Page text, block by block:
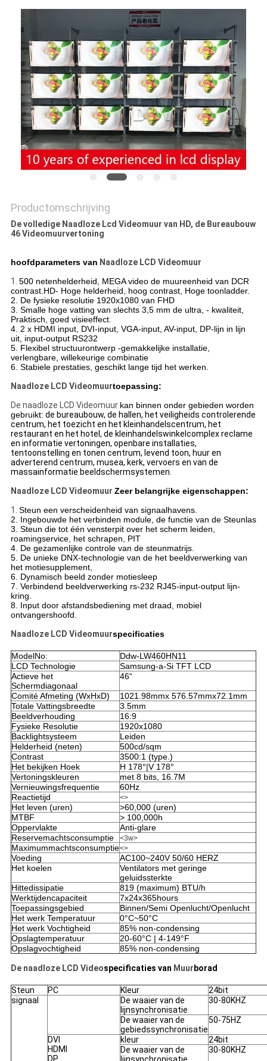
PRIVACY
POLICY
Productomschrijving
De volledige Naadloze Lcd Videomuur van HD, de Bureaubouw
46 Videomuurvertoning
hoofdparameters van Naadloze LCD Videomuur
1. 500 netenhelderheid, MEGA video de muureenheid van DCR
contrast.HD- Hoge helderheid, hoog contrast, Hoge toonladder.
2. De fysieke resolutie 1920x1080 van FHD
3. Smalle hoge vatting van slechts 3,5 mm de ultra, - kwaliteit,
Praktisch, goed visieeffect.
4. 2 x HDMI input, DVI-input, VGA-input, AV-input, DP-lijn in lijn
uit, input-output RS232
5. Flexibel structuurontwerp -gemakkelijke installatie,
verlengbare, willekeurige combinatie
6. Stabiele prestaties, geschikt lange tijd het werken.
Naadloze LCD Videomuurtoepassing:
De naadloze LCD Videomuur kan binnen onder gebieden worden
gebruikt: de bureaubouw, de hallen, het veiligheids controlerende
centrum, het toezicht en het kleinhandelscentrum, het
restaurant en het hotel, de kleinhandelswinkelcomplex reclame
en informatie vertoningen, openbare installaties,
tentoonstelling en tonen centrum, levend toon, huur en
adverterend centrum, musea, kerk, vervoers en van de
massainformatie beeldschermsystemen.
Naadloze LCD Videomuur Zeer belangrijke eigenschappen:
1. Steun een verscheidenheid van signaalhavens.
2. Ingebouwde het verbinden module, de functie van de Steunlas
3. Steun die tot één vensterpit over het scherm leiden,
roamingservice, het schrapen, PIT
4. De gezamenlijke controle van de steunmatrijs.
5. De unieke DNX-technologie van de het beeldverwerking van
het motiesupplement,
6. Dynamisch beeld zonder motiesleep
7. Verbindend beeldverwerking rs-232 RJ45-input-output lijn-
kring.
8. Input door afstandsbediening met draad, mobiel
ontvangershoofd.
Naadloze LCD Videomuurspecificaties
ModelNo:
Ddw-LW460HN11
LCD Technologie
Samsung-a-Si TFT LCD
Actieve het
Schermdiagonaal
46“
Comité Afmeting (WxHxD)
1021.98mmx 576.57mmx72.1mm
Totale Vattingsbreedte
3.5mm
Beeldverhouding
16:9
Fysieke Resolutie
1920x1080
Backlightsysteem
Leiden
Helderheid (neten)
500cd/sqm
Contrast
3500:1 (type.)
Het bekijken Hoek
H 178°|V 178°
Vertoningskleuren
met 8 bits, 16.7M
Vernieuwingsfrequentie
60Hz
Reactietijd
<>
Het leven (uren)
>60,000 (uren)
MTBF
> 100,000h
Oppervlakte
Anti-glare
Reservemachtsconsumptie
<3w>
Maximummachtsconsumptie<>
Voeding
AC100~240V 50/60 HERZ
Het koelen
Ventilators met geringe
geluidssterkte
Hittedissipatie
819 (maximum) BTU/h
Werktijdencapaciteit
7x24x365hours
Toepassingsgebied
Binnen/Semi Openlucht/Openlucht
Het werk Temperatuur
0°C~50°C
Het werk Vochtigheid
85% non-condensing
Opslagtemperatuur
20-60°C | 4-149°F
Opslagvochtigheid
85% non-condensing
De naadloze LCD Videospecificaties van Muurborad
Steun PC Kleur
24bit
signaal
De waaier van de
lijnsynchronisatie
30-80KHZ
De waaier van de
gebiedssynchronisatie
50-75HZ
DVI
HDMI
DP
kleur
24bit
De waaier van de
30-80KHZ